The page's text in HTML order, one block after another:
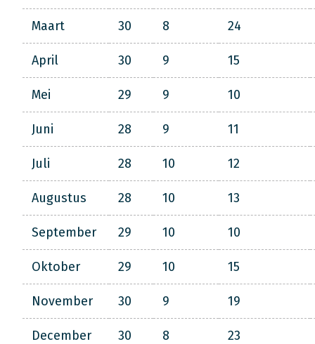
Maart 30 8 24
April 30 9 15
Mei 29 9 10
Juni 28 9 11
Juli 28 10 12
Augustus 28 10 13
September 29 10 10
Oktober 29 10 15
November 30 9 19
December 30 8 23